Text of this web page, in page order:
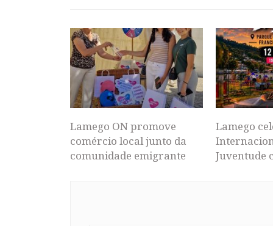
Lamego ON promove
comércio local junto da
comunidade emigrante
Lamego
Juventude